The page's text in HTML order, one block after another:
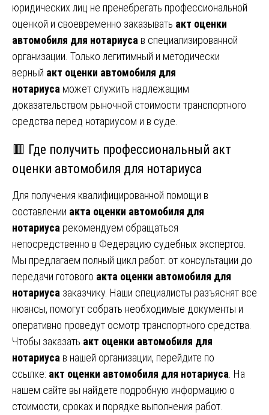
юридических лиц не пренебрегать профессиональной
оценкой и своевременно заказывать акт оценки
автомобиля для нотариуса в специализированной
организации. Только легитимный и методически
верный акт оценки автомобиля для
нотариуса может служить надлежащим
доказательством рыночной стоимости транспортного
средства перед нотариусом и в суде.
🟥 Где получить профессиональный акт
оценки автомобиля для нотариуса
Для получения квалифицированной помощи в
составлении акта оценки автомобиля для
нотариуса рекомендуем обращаться
непосредственно в Федерацию судебных экспертов.
Мы предлагаем полный цикл работ: от консультации до
передачи готового акта оценки автомобиля для
нотариуса заказчику. Наши специалисты разъяснят все
нюансы, помогут собрать необходимые документы и
оперативно проведут осмотр транспортного средства.
Чтобы заказать акт оценки автомобиля для
нотариуса в нашей организации, перейдите по
ссылке: акт оценки автомобиля для нотариуса . На
нашем сайте вы найдете подробную информацию о
стоимости, сроках и порядке выполнения работ.